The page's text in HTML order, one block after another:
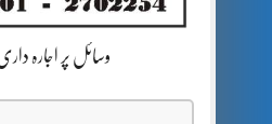
وسائل پر اجارہ